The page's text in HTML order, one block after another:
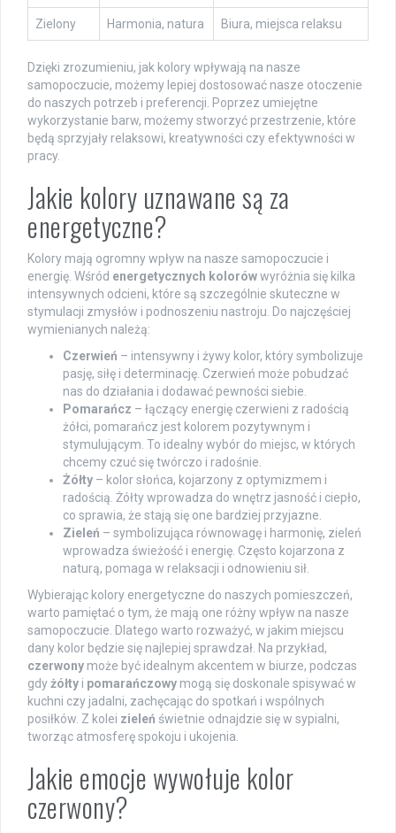
Zielony Harmonia, natura Biura, miejsca relaksu
Dzięki zrozumieniu, jak kolory wpływają na nasze
samopoczucie, możemy lepiej dostosować nasze otoczenie
do naszych potrzeb i preferencji. Poprzez umiejętne
wykorzystanie barw, możemy stworzyć przestrzenie, które
będą sprzyjały relaksowi, kreatywności czy efektywności w
pracy.
Jakie kolory uznawane są za
energetyczne?
Kolory mają ogromny wpływ na nasze samopoczucie i
energię. Wśród energetycznych kolorówwyróżnia się kilka
intensywnych odcieni, które są szczególnie skuteczne w
stymulacji zmysłów i podnoszeniu nastroju. Do najczęściej
wymienianych należą:
Czerwień – intensywny i żywy kolor, który symbolizuje
pasję, siłę i determinację. Czerwień może pobudzać
nas do działania i dodawać pewności siebie.
Pomarańcz – łączący energię czerwieni z radością
żółci, pomarańcz jest kolorem pozytywnym i
stymulującym. To idealny wybór do miejsc, w których
chcemy czuć się twórczo i radośnie.
Żółty – kolor słońca, kojarzony z optymizmem i
radością. Żółty wprowadza do wnętrz jasność i ciepło,
co sprawia, że stają się one bardziej przyjazne.
Zieleń – symbolizująca równowagę i harmonię, zieleń
wprowadza świeżość i energię. Często kojarzona z
naturą, pomaga w relaksacji i odnowieniu sił.
Wybierając kolory energetyczne do naszych pomieszczeń,
warto pamiętać o tym, że mają one różny wpływ na nasze
samopoczucie. Dlatego warto rozważyć, w jakim miejscu
dany kolor będzie się najlepiej sprawdzał. Na przykład,
czerwony może być idealnym akcentem w biurze, podczas
gdyżółty i pomarańczowy mogą się doskonale spisywać w
kuchni czy jadalni, zachęcając do spotkań i wspólnych
posiłków. Z kolei zieleń świetnie odnajdzie się w sypialni,
tworząc atmosferę spokoju i ukojenia.
Jakie emocje wywołuje kolor
czerwony?